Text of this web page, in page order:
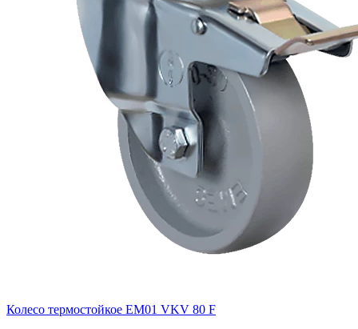
Колесо термостойкое EM01 VKV 80 F